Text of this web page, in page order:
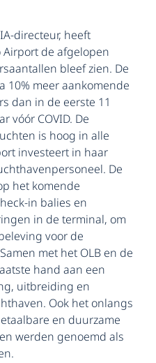
directeur, heeft
de afgelopen
bleef zien. De
10% meer aankomende
dan in de eerste 11
vóór COVID. De
is hoog in alle
investeert in haar
De
het komende
in balies en
in de terminal, om
voor de
met het OLB en de
hand aan een
uitbreiding en
Ook het onlangs
en duurzame
werden genoemd als